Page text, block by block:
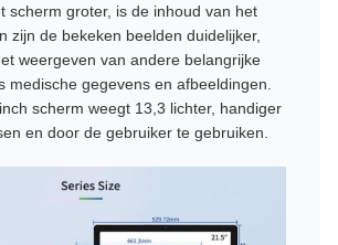
scherm groter, is de inhoud van het
zijn de bekeken beelden duidelijker,
weergeven van andere belangrijke
medische gegevens en afbeeldingen.
scherm weegt 13,3 lichter, handiger
en door de gebruiker te gebruiken.